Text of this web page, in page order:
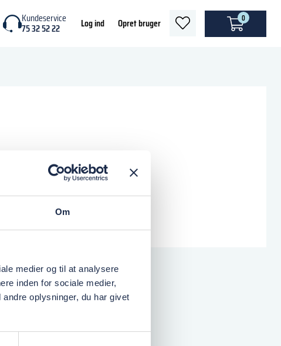
Om
medier og til at analysere
inden for sociale medier,
oplysninger, du har givet
Kundeservice
75 32 52 22 Log ind Opret bruger
heart
0